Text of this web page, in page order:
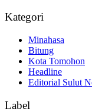
Kategori
Minahasa
Bitung
Kota Tomohon
Headline
Editorial Sulut
Label